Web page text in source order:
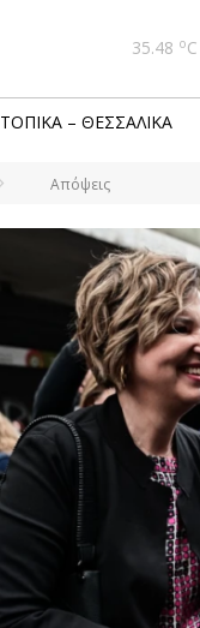
35.48 oC
ΤΟΠΙΚΆ – ΘΕΣΣΑΛΙΚΆ
Απόψεις